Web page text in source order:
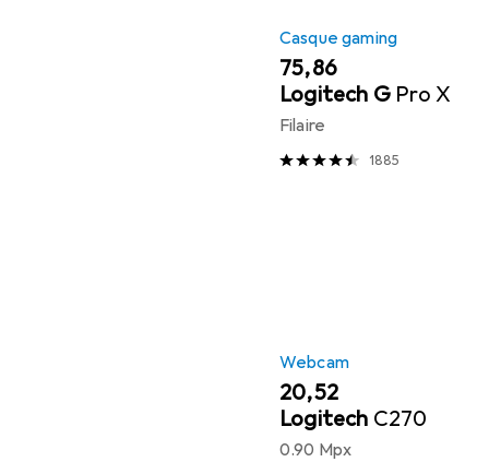
Casque gaming
EUR
75,86
Logitech G Pro X
Filaire
1885
Webcam
EUR
20,52
Logitech C270
0.90 Mpx